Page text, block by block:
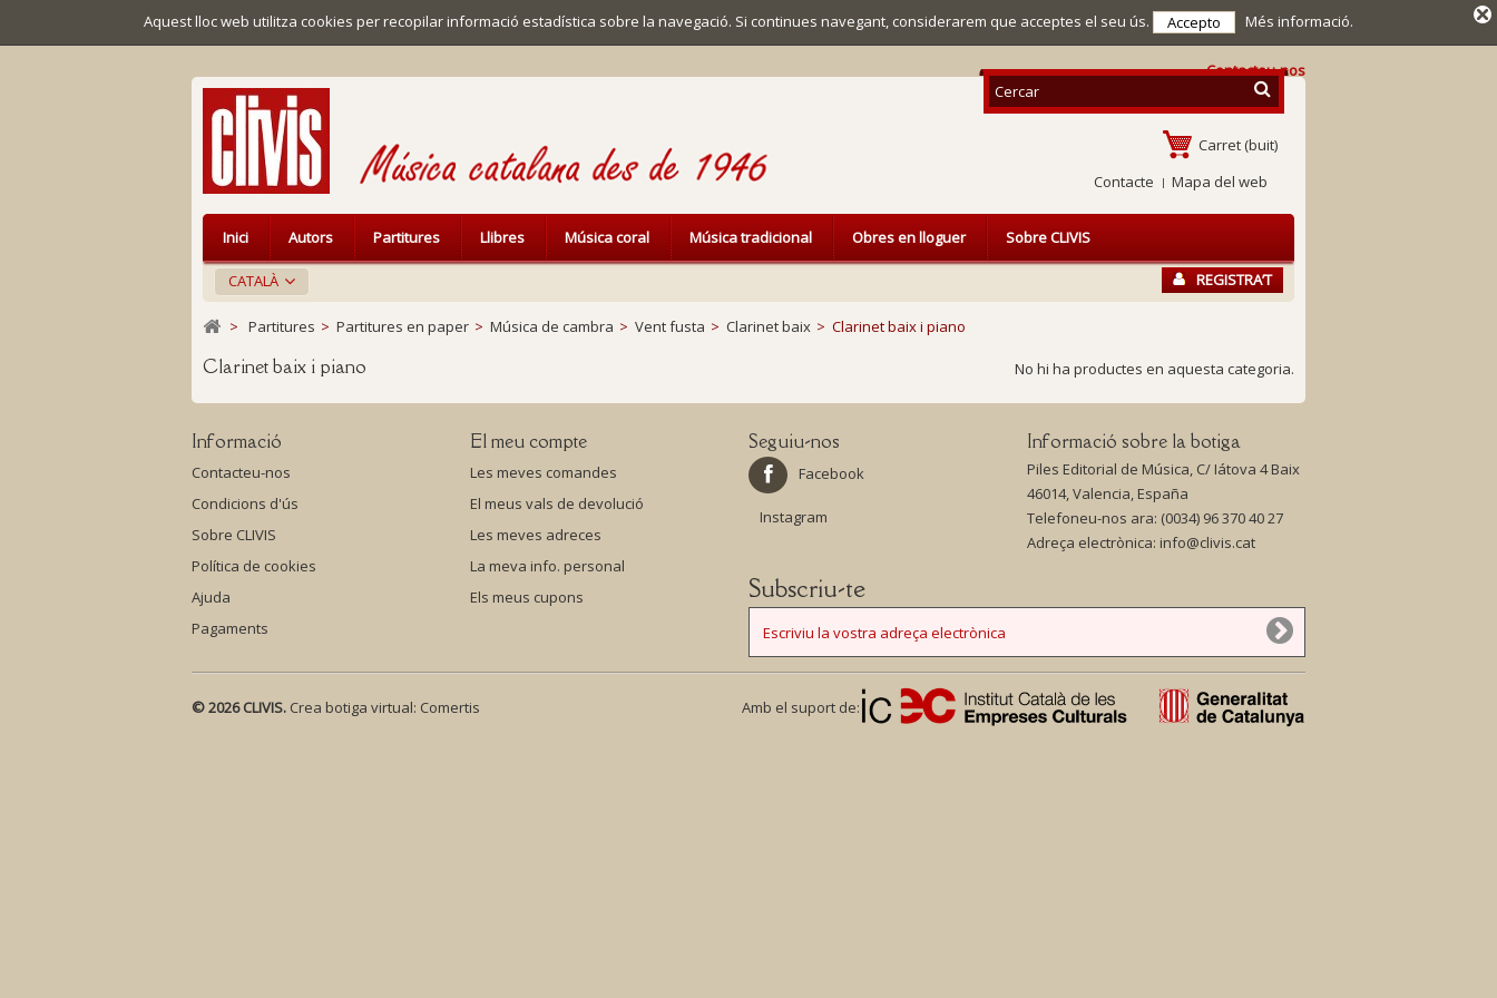
Contacteu-nos
Carret (buit)
Contacte
Mapa del web
CATALÀ REGISTRA’T
Inici Autors Partitures Llibres Música coral Música tradicional Obres en lloguer Sobre CLIVIS
> Partitures > Partitures en paper > Música de cambra > Vent fusta > Clarinet baix > Clarinet baix i piano
Clarinet baix i piano No hi ha productes en aquesta categoria.
Informació
Contacteu-nos
Condicions d'ús
Sobre CLIVIS
Política de cookies
Ajuda
Pagaments
El meu compte
Les meves comandes
El meus vals de devolució
Les meves adreces
La meva info. personal
Els meus cupons
Seguiu-nos
Facebook
Instagram
Informació sobre la botiga
Piles Editorial de Música, C/ Iátova 4 Baix
46014, Valencia, España
Telefoneu-nos ara: (0034) 96 370 40 27
Adreça electrònica: info@clivis.cat
Subscriu-te
Aquest lloc web utilitza cookies per recopilar informació estadística sobre la navegació. Si continues navegant, considerarem que acceptes el seu ús. Accepto Més informació.
© 2026 CLIVIS. Crea botiga virtual: Comertis Amb el suport de: